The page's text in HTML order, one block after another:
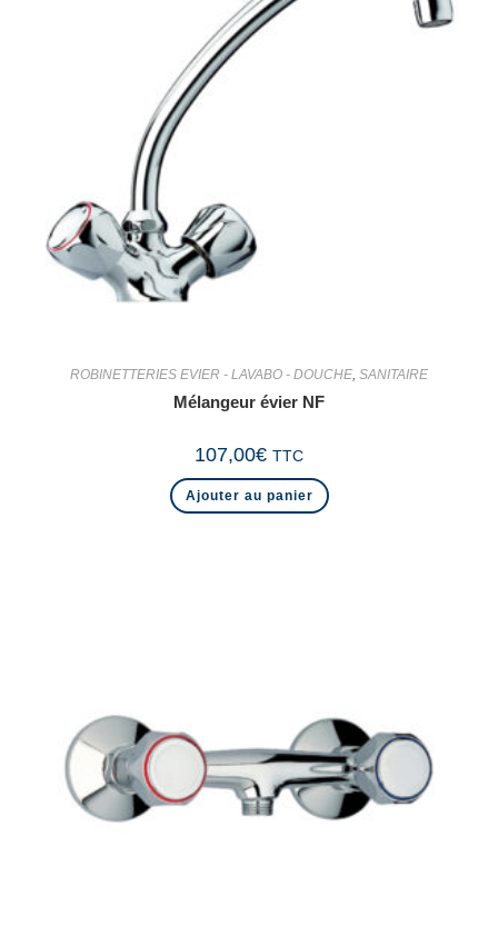
ROBINETTERIES EVIER - LAVABO - DOUCHE SANITAIRE
Mélangeur évier NF
107,00€ TTC
Ajouter au panier